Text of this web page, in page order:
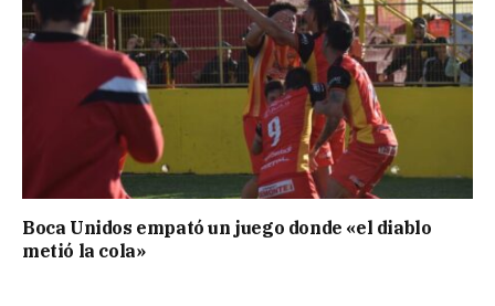
Boca Unidos empató un juego donde «el diablo
metió la cola»